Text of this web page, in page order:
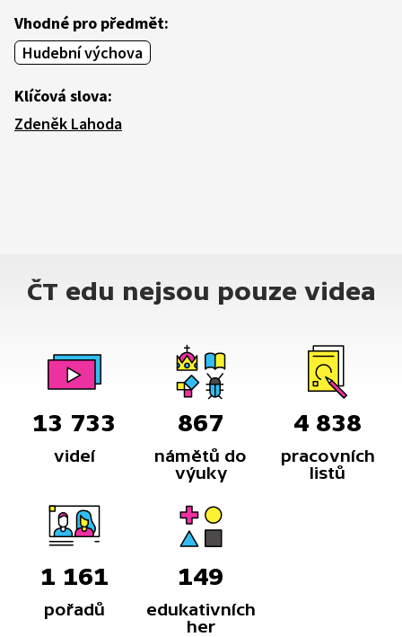
Vhodné pro předmět:
Hudební výchova
Klíčová slova:
Zdeněk Lahoda
ČT edu nejsou pouze videa
13 733
videí
867
námětů do
výuky
4 838
pracovních
listů
1 161
pořadů
149
edukativních
her